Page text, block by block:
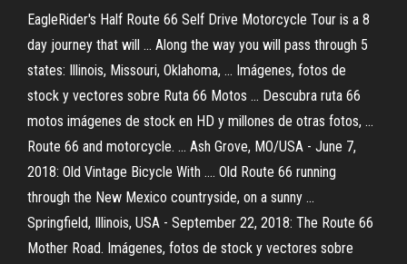
EagleRider's Half Route 66 Self Drive Motorcycle Tour is a 8
day journey that will ... Along the way you will pass through 5
states: Illinois, Missouri, Oklahoma, ... Imágenes, fotos de
stock y vectores sobre Ruta 66 Motos ... Descubra ruta 66
motos imágenes de stock en HD y millones de otras fotos, ...
Route 66 and motorcycle. ... Ash Grove, MO/USA - June 7,
2018: Old Vintage Bicycle With .... Old Route 66 running
through the New Mexico countryside, on a sunny ...
Springfield, Illinois, USA - September 22, 2018: The Route 66
Mother Road. Imágenes, fotos de stock y vectores sobre